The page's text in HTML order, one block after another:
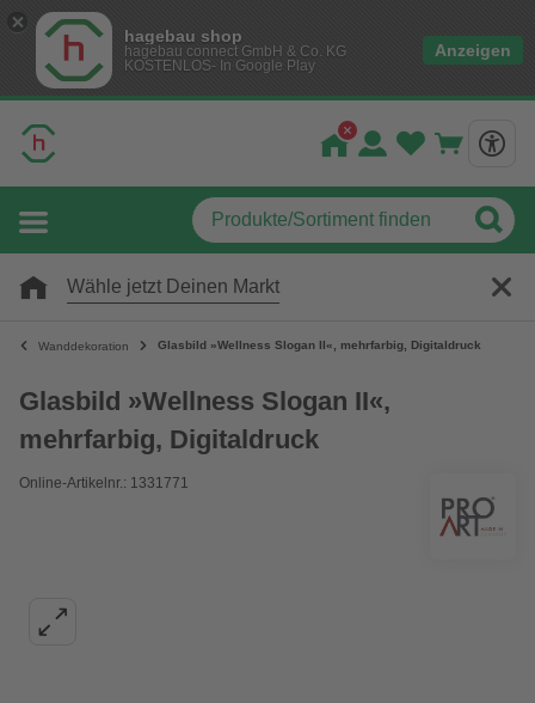
hagebau shop
hagebau connect GmbH & Co. KG
KOSTENLOS- In Google Play
Anzeigen
Wähle jetzt Deinen Markt
Wanddekoration Glasbild »Wellness Slogan II«, mehrfarbig, Digitaldruck
Glasbild »Wellness Slogan II«,
mehrfarbig, Digitaldruck
Online-Artikelnr.: 1331771